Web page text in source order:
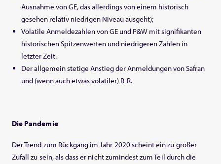
Ausnahme von GE, das allerdings von einem historisch
gesehen relativ niedrigen Niveau ausgeht);
Volatile Anmeldezahlen von GE und P&W mit signifikanten
historischen Spitzenwerten und niedrigeren Zahlen in
letzter Zeit.
Der allgemein stetige Anstieg der Anmeldungen von Safran
und (wenn auch etwas volatiler) R-R.
Die Pandemie
Der Trend zum Rückgang im Jahr 2020 scheint ein zu großer
Zufall zu sein, als dass er nicht zumindest zum Teil durch die